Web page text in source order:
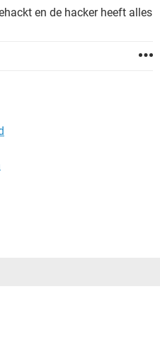
SNAPCHAT
CORONAVIRUS
GAMESen de hacker heeft alles